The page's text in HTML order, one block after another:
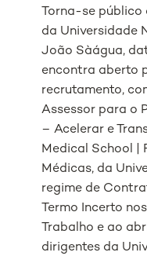
Torna-se público
da Universidade
João Sàágua,
encontra aberto
recrutamento,
Assessor para o
– Acelerar e
Medical School |
Médicas, da
regime de
Termo Incerto
Trabalho e ao
dirigentes da